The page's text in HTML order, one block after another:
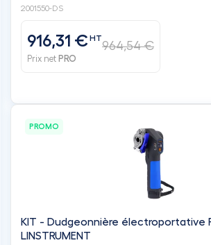
2001550-DS
916,31 €HT
Prix net PRO
964,54 €
PROMO
KIT - Dudgeonnière électroportative
LINSTRUMENT